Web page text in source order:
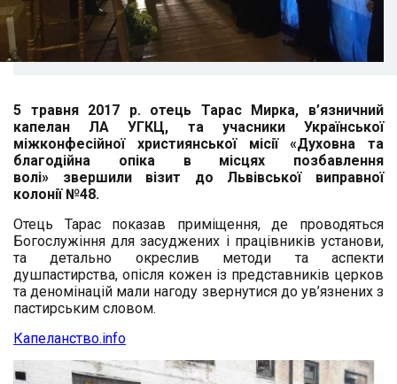
5 травня 2017 р. отець Тарас Мирка, в’язничний
капелан ЛА УГКЦ, та учасники Української
міжконфесійної християнської місії «Духовна та
благодійна опіка в місцях позбавлення
волі» звершили візит до Львівської виправної
колонії №48.
Отець Тарас показав приміщення, де проводяться
Богослужіння для засуджених і працівників установи,
та детально окреслив методи та аспекти
душпастирства, опісля кожен із представників церков
та деномінацій мали нагоду звернутися до ув’язнених з
пастирським словом.
Капеланство.info